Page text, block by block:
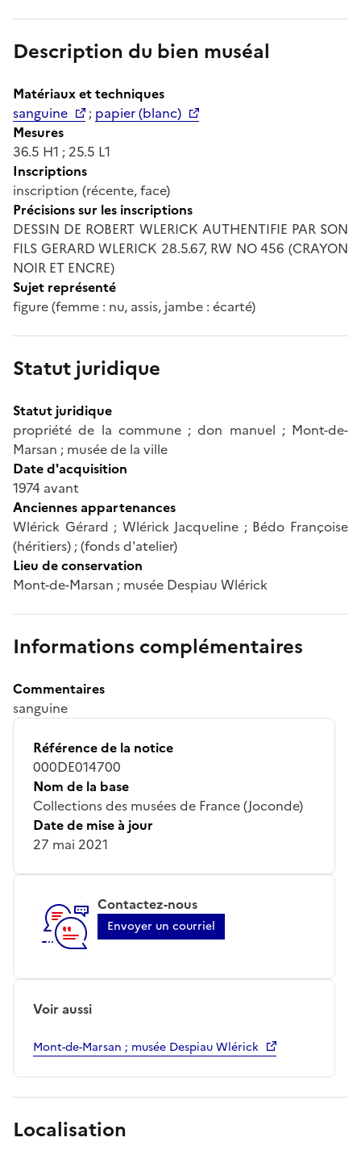
Description du bien muséal
Matériaux et techniques
sanguine
; papier (blanc)
Mesures
36.5 H1 ; 25.5 L1
Inscriptions
inscription (récente, face)
Précisions sur les inscriptions
DESSIN DE ROBERT WLERICK AUTHENTIFIE PAR SON
FILS GERARD WLERICK 28.5.67, RW NO 456 (CRAYON
NOIR ET ENCRE)
Sujet représenté
figure (femme : nu, assis, jambe : écarté)
Statut juridique
Statut juridique
propriété de la commune ; don manuel ; Mont-de-
Marsan ; musée de la ville
Date d'acquisition
1974 avant
Anciennes appartenances
Wlérick Gérard ; Wlérick Jacqueline ; Bédo Françoise
(héritiers) ; (fonds d'atelier)
Lieu de conservation
Mont-de-Marsan ; musée Despiau Wlérick
Informations complémentaires
Commentaires
sanguine
Référence de la notice
000DE014700
Nom de la base
Collections des musées de France (Joconde)
Date de mise à jour
27 mai 2021
Contactez-nous
Envoyer un courriel
Voir aussi
Mont-de-Marsan ; musée Despiau Wlérick
Localisation